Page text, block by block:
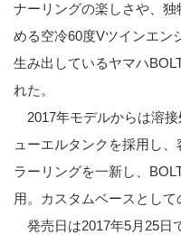
ナーリングの楽しさや、
める空冷60度Vツインエン
生み出しているヤマハ
れた。
2017年モデルからは溶接
ューエルタンクを採用し
ラーリングを一新し、
用。カスタムベースとして
発売日は2017年5月25日